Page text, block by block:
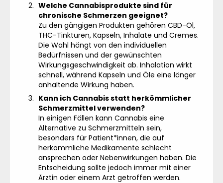
Welche Cannabisprodukte sind für
chronische Schmerzen geeignet?
Zu den gängigen Produkten gehören CBD-Öl,
THC-Tinkturen, Kapseln, Inhalate und Cremes.
Die Wahl hängt von den individuellen
Bedürfnissen und der gewünschten
Wirkungsgeschwindigkeit ab. Inhalation wirkt
schnell, während Kapseln und Öle eine länger
anhaltende Wirkung haben.
Kann ich Cannabis statt herkömmlicher
Schmerzmittel verwenden?
In einigen Fällen kann Cannabis eine
Alternative zu Schmerzmitteln sein,
besonders für Patient*innen, die auf
herkömmliche Medikamente schlecht
ansprechen oder Nebenwirkungen haben. Die
Entscheidung sollte jedoch immer mit einer
Ärztin oder einem Arzt getroffen werden.